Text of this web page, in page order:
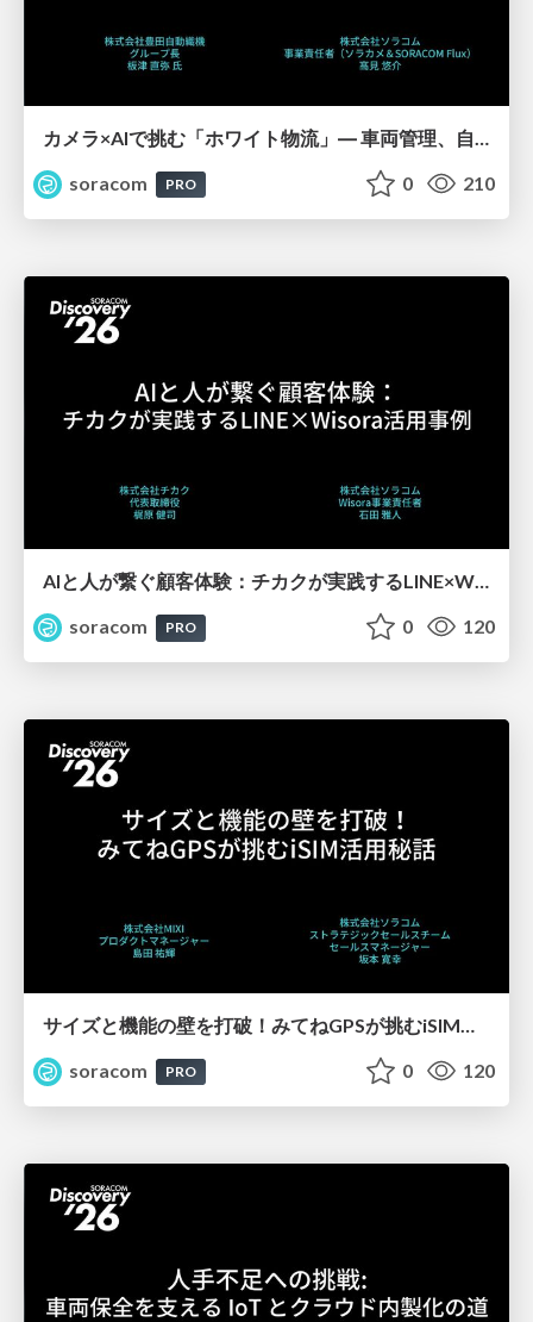
カメラ×AIで挑む「ホワイト物流」― 車両管理、自動化の壁と突破口【SORACOM Discovery 2026】
soracom
PRO 0 210
AIと人が繋ぐ顧客体験：チカクが実践するLINE×Wisora活用事例【SORACOM Discovery 2026】
soracom
PRO 0 120
サイズと機能の壁を打破！みてねGPSが挑むiSIM活用秘話【SORACOM Discovery 2026】
soracom
PRO 0 120